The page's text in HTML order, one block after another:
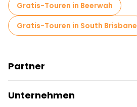
Gratis-Touren in Beerwah
Gratis-Touren in South Brisbane
Partner
Anbieter-Anmeldung
Unternehmen